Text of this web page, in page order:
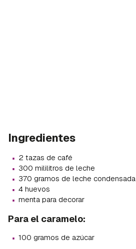
Ingredientes
· 2 tazas de café
· 300 mililitros de leche
· 370 gramos de leche condensada
· 4 huevos
· menta para decorar
Para el caramelo:
· 100 gramos de azúcar